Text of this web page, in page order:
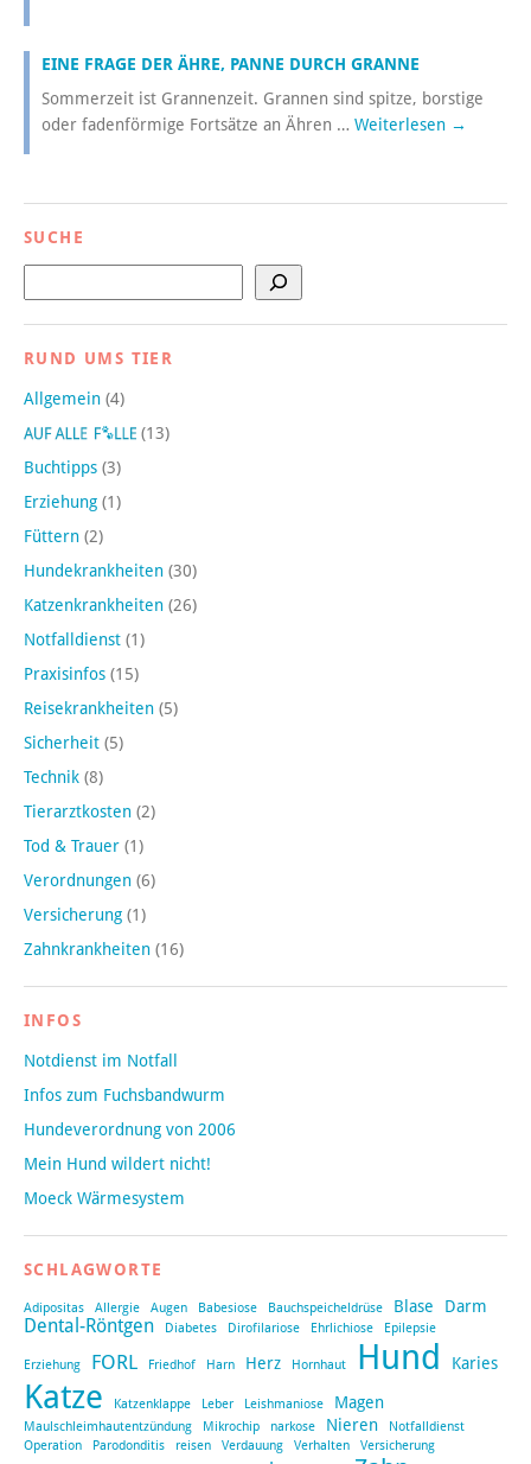
EINE FRAGE DER ÄHRE, PANNE DURCH GRANNE
Sommerzeit ist Grannenzeit. Grannen sind spitze, borstige
oder fadenförmige Fortsätze an Ähren … Weiterlesen →
SUCHE
RUND UMS TIER
Allgemein (4)
(13)
Buchtipps (3)
Erziehung (1)
Füttern (2)
Hundekrankheiten (30)
Katzenkrankheiten (26)
Notfalldienst (1)
Praxisinfos (15)
Reisekrankheiten (5)
Sicherheit (5)
Technik (8)
Tierarztkosten (2)
Tod & Trauer (1)
Verordnungen (6)
Versicherung (1)
Zahnkrankheiten (16)
INFOS
Notdienst im Notfall
Infos zum Fuchsbandwurm
Hundeverordnung von 2006
Mein Hund wildert nicht!
Moeck Wärmesystem
SCHLAGWORTE
Adipositas Allergie Augen Babesiose Bauchspeicheldrüse Blase Darm
Dental-Röntgen Diabetes Dirofilariose Ehrlichiose Epilepsie
Erziehung FORL Friedhof Harn Herz Hornhaut Hund Karies
Katze Katzenklappe Leber Leishmaniose Magen
Maulschleimhautentzündung Mikrochip narkose Nieren
Notfalldienst
Operation
Parodonditis reisen Verdauung Verhalten Versicherung